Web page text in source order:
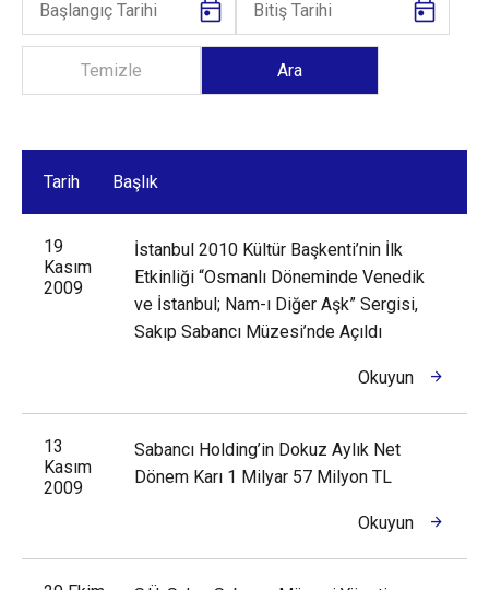
Tarih Başlık
19
Kasım
2009
İstanbul 2010 Kültür Başkenti’nin İlk
Etkinliği “Osmanlı Döneminde Venedik
ve İstanbul; Nam-ı Diğer Aşk” Sergisi,
Sakıp Sabancı Müzesi’nde Açıldı
Okuyun
13
Kasım
2009
Sabancı Holding’in Dokuz Aylık Net
Dönem Karı 1 Milyar 57 Milyon TL
Okuyun